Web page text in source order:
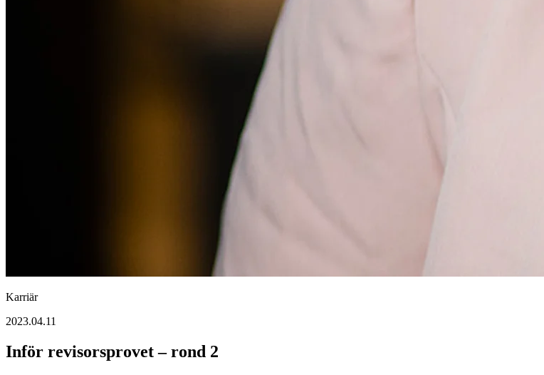
Karriär
2023.04.11
Inför revisorsprovet – rond 2